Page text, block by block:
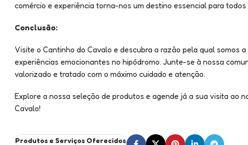
comércio e experiência torna-nos um destino essencial para
Conclusão:
Visite o Cantinho do Cavalo e descubra a razão pela qual somos
experiências emocionantes no hipódromo. Junte-se à nossa
valorizado e tratado com o máximo cuidado e atenção.
Explore a nossa seleção de produtos e agende já a sua visita ao
Cavalo!
Produtos e Serviços Oferecidos